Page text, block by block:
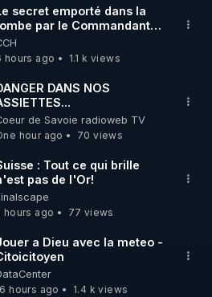
RGNR (stages,
SUR ODYSEE
sont aussi sur la
secret emporté dans la
par le Commandant
le 25 juin 1997
hours ago
1.1 k views
DANS NOS
de Savoie radioweb TV
hour ago
70 views
: Tout ce qui brille
pas de l'Or!
hours ago
77 views
a Dieu avec la meteo -
hours ago
1.4 k views